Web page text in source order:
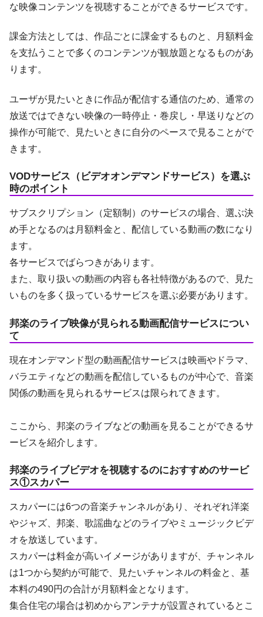
な映像コンテンツを視聴することができるサービスです。
課金方法としては、作品ごとに課金するものと、月額料金
を支払うことで多くのコンテンツが観放題となるものがあ
ります。
ユーザが見たいときに作品が配信する通信のため、通常の
放送ではできない映像の一時停止・巻戻し・早送りなどの
操作が可能で、見たいときに自分のペースで見ることがで
きます。
VODサービス（ビデオオンデマンドサービス）を選ぶ
時のポイント
サブスクリプション（定額制）のサービスの場合、選ぶ決
め手となるのは月額料金と、配信している動画の数になり
ます。
各サービスでばらつきがあります。
また、取り扱いの動画の内容も各社特徴があるので、見た
いものを多く扱っているサービスを選ぶ必要があります。
邦楽のライブ映像が見られる動画配信サービスについ
て
現在オンデマンド型の動画配信サービスは映画やドラマ、
バラエティなどの動画を配信しているものが中心で、音楽
関係の動画を見られるサービスは限られてきます。
ここから、邦楽のライブなどの動画を見ることができるサ
ービスを紹介します。
邦楽のライブビデオを視聴するのにおすすめのサービ
ス①スカパー
スカパーには6つの音楽チャンネルがあり、それぞれ洋楽
やジャズ、邦楽、歌謡曲などのライブやミュージックビデ
オを放送しています。
スカパーは料金が高いイメージがありますが、チャンネル
は1つから契約が可能で、見たいチャンネルの料金と、基
本料の490円の合計が月額料金となります。
集合住宅の場合は初めからアンテナが設置されているとこ